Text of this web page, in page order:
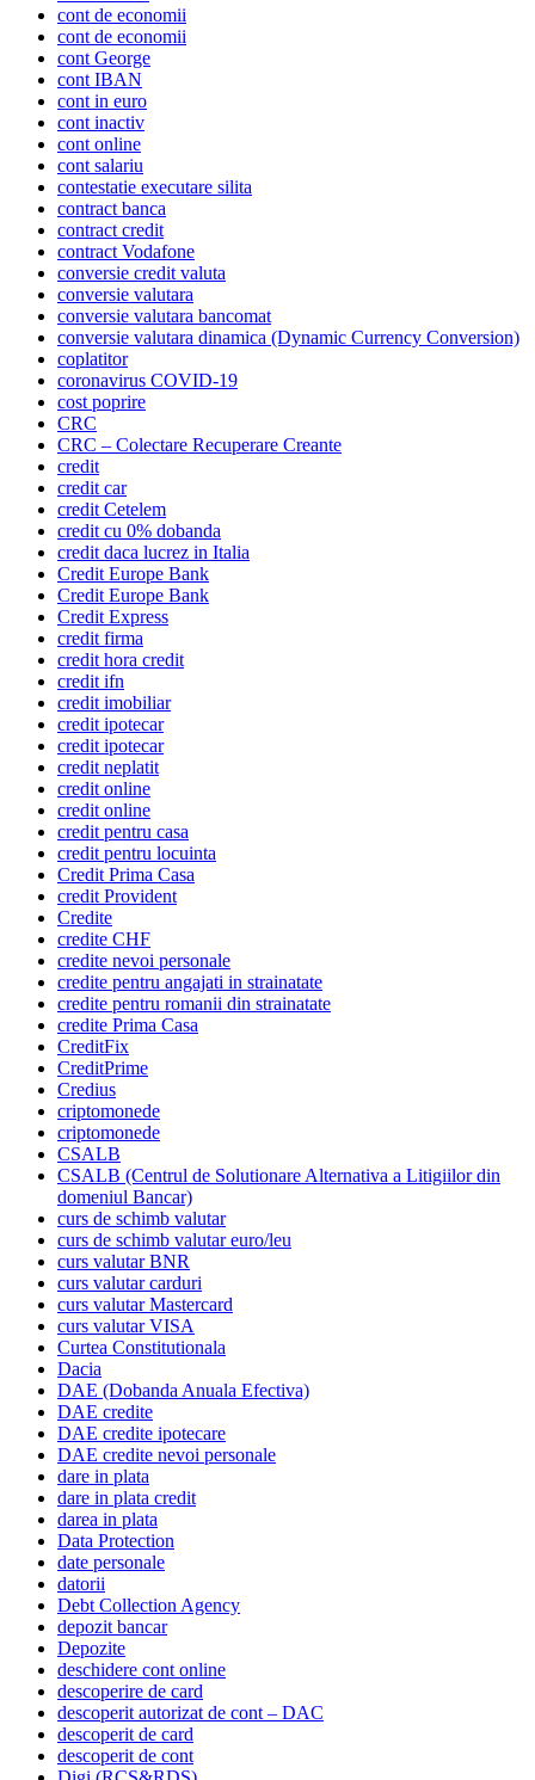
cont de economii
cont de economii
cont George
cont IBAN
cont in euro
cont inactiv
cont online
cont salariu
contestatie executare silita
contract banca
contract credit
contract Vodafone
conversie credit valuta
conversie valutara
conversie valutara bancomat
conversie valutara dinamica (Dynamic Currency Conversion)
coplatitor
coronavirus COVID-19
cost poprire
CRC
CRC – Colectare Recuperare Creante
credit
credit car
credit Cetelem
credit cu 0% dobanda
credit daca lucrez in Italia
Credit Europe Bank
Credit Europe Bank
Credit Express
credit firma
credit hora credit
credit ifn
credit imobiliar
credit ipotecar
credit ipotecar
credit neplatit
credit online
credit online
credit pentru casa
credit pentru locuinta
Credit Prima Casa
credit Provident
Credite
credite CHF
credite nevoi personale
credite pentru angajati in strainatate
credite pentru romanii din strainatate
credite Prima Casa
CreditFix
CreditPrime
Credius
criptomonede
criptomonede
CSALB
CSALB (Centrul de Solutionare Alternativa a Litigiilor din
domeniul Bancar)
curs de schimb valutar
curs de schimb valutar euro/leu
curs valutar BNR
curs valutar carduri
curs valutar Mastercard
curs valutar VISA
Curtea Constitutionala
Dacia
DAE (Dobanda Anuala Efectiva)
DAE credite
DAE credite ipotecare
DAE credite nevoi personale
dare in plata
dare in plata credit
darea in plata
Data Protection
date personale
datorii
Debt Collection Agency
depozit bancar
Depozite
deschidere cont online
descoperire de card
descoperit autorizat de cont – DAC
descoperit de card
descoperit de cont